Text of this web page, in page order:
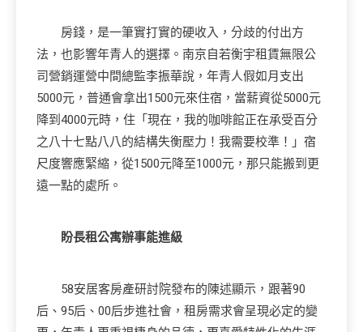
房錢，是一筆實打實的硬收入，分歧的付出方
法，也影響年青人的選擇。南京自若衡宇租賃無限公
司營銷運營中間總監李振華說，年青人假如月支出
5000元，普通會拿出1500元來住宿，當薪資從5000元
降到4000元時，住「現在，我的咖啡館正在承受百分
之八十七點八八的結構失衡壓力！我需要校準！」宿
尺度響應緊縮，從1500元降至1000元，那只能搬到更
遠一點的處所。
盼長租公寓辦事能進級
58安居客房產研討院發布的陳述顯示，跟著90
后、95后、00后步進社會，租房需求會呈現必定的變